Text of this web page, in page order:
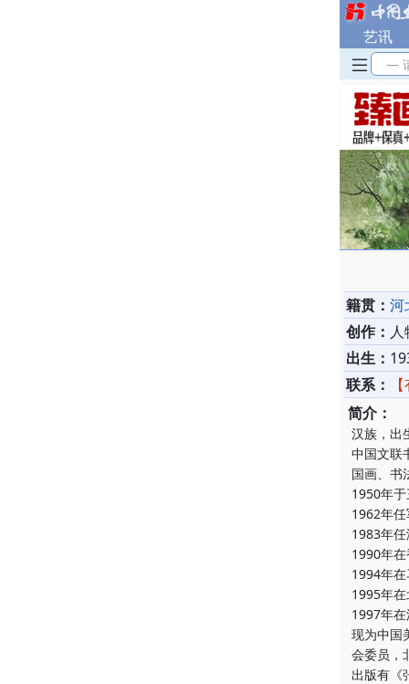
艺讯
—
籍贯： 河
创作： 人
出生：
联系：
简介：
汉族，出
中国文联
国画、书
1950年
1962年
1983年
1990年
1994年
1995年
1997年
现为中国
会委员，
出版有《